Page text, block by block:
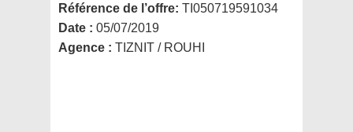
Référence de l’offre: TI050719591034
Date : 05/07/2019
Agence : TIZNIT / ROUHI